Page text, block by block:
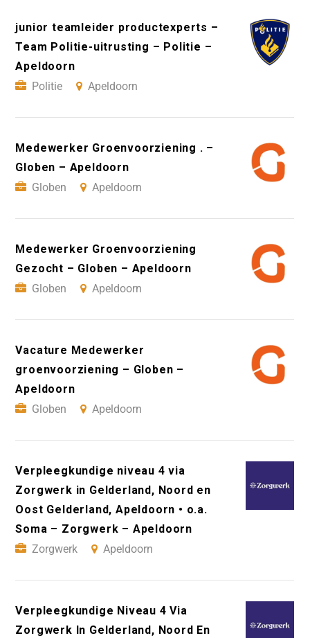
junior teamleider productexperts –
Team Politie-uitrusting – Politie –
Apeldoorn
Politie
Apeldoorn
Medewerker Groenvoorziening . –
Globen – Apeldoorn
Globen
Apeldoorn
Medewerker Groenvoorziening
Gezocht – Globen – Apeldoorn
Globen
Apeldoorn
Vacature Medewerker
groenvoorziening – Globen –
Apeldoorn
Globen
Apeldoorn
Verpleegkundige niveau 4 via
Zorgwerk in Gelderland, Noord en
Oost Gelderland, Apeldoorn • o.a.
Soma – Zorgwerk – Apeldoorn
Zorgwerk
Apeldoorn
Verpleegkundige Niveau 4 Via
Zorgwerk In Gelderland, Noord En